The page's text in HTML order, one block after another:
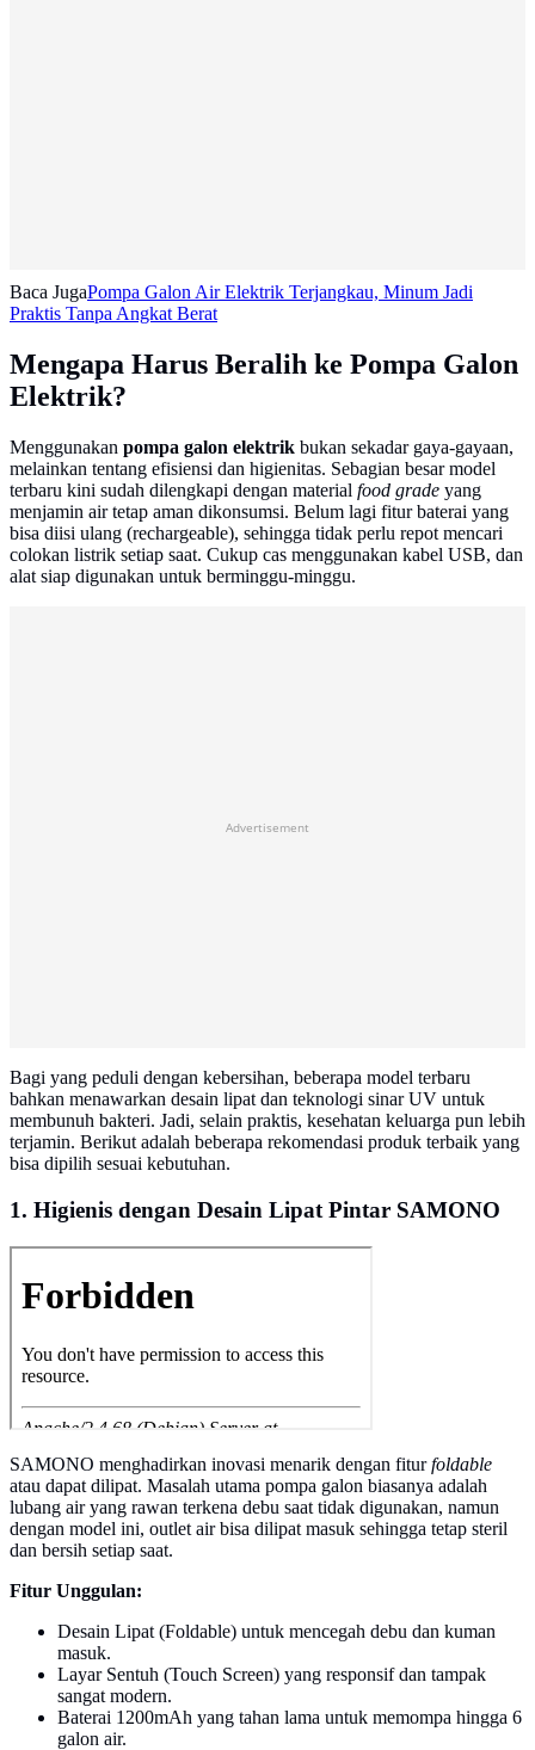
Baca JugaPompa Galon Air Elektrik Terjangkau, Minum Jadi
Praktis Tanpa Angkat Berat
Mengapa Harus Beralih ke Pompa Galon
Elektrik?
Menggunakan pompa galon elektrik bukan sekadar gaya-gayaan,
melainkan tentang efisiensi dan higienitas. Sebagian besar model
terbaru kini sudah dilengkapi dengan material food grade yang
menjamin air tetap aman dikonsumsi. Belum lagi fitur baterai yang
bisa diisi ulang (rechargeable), sehingga tidak perlu repot mencari
colokan listrik setiap saat. Cukup cas menggunakan kabel USB, dan
alat siap digunakan untuk berminggu-minggu.
Advertisement
Bagi yang peduli dengan kebersihan, beberapa model terbaru
bahkan menawarkan desain lipat dan teknologi sinar UV untuk
membunuh bakteri. Jadi, selain praktis, kesehatan keluarga pun lebih
terjamin. Berikut adalah beberapa rekomendasi produk terbaik yang
bisa dipilih sesuai kebutuhan.
1. Higienis dengan Desain Lipat Pintar SAMONO
SAMONO menghadirkan inovasi menarik dengan fiturfoldable
atau dapat dilipat. Masalah utama pompa galon biasanya adalah
lubang air yang rawan terkena debu saat tidak digunakan, namun
dengan model ini, outlet air bisa dilipat masuk sehingga tetap steril
dan bersih setiap saat.
Fitur Unggulan:
Desain Lipat (Foldable) untuk mencegah debu dan kuman
masuk.
Layar Sentuh (Touch Screen) yang responsif dan tampak
sangat modern.
Baterai 1200mAh yang tahan lama untuk memompa hingga 6
galon air.